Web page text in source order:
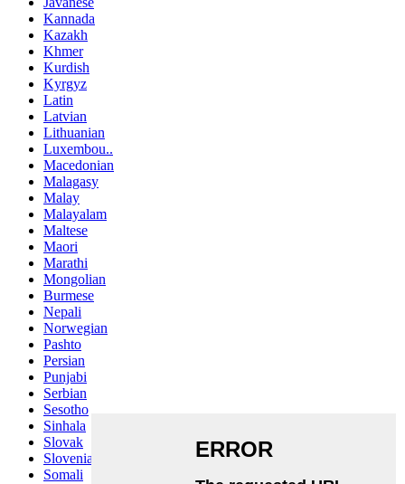
Kannada
Kazakh
Khmer
Kurdish
Kyrgyz
Latin
Latvian
Lithuanian
Luxembou..
Macedonian
Malagasy
Malay
Malayalam
Maltese
Maori
Marathi
Mongolian
Burmese
Nepali
Norwegian
Pashto
Persian
Punjabi
Serbian
Sesotho
Sinhala
Slovak
Slovenian
Somali